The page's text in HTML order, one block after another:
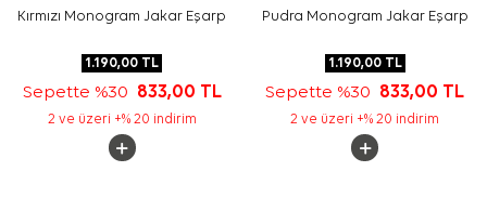
Kırmızı Monogram Jakar Eşarp
1.190,00 TL
Sepette %30 833,00 TL
2 ve üzeri +% 20 indirim
Pudra Monogram Jakar Eşarp
1.190,00TL
Sepette %30 833,00 TL
2 ve üzeri +% 20 indirim